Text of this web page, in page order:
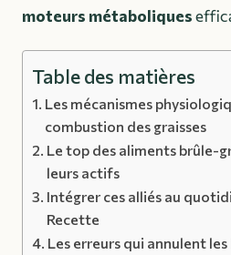
moteurs métaboliques
Table des matières
Les mécanismes
combustion des graisses
Le top des aliments brûle-
leurs actifs
Intégrer ces alliés au
Recette
Les erreurs qui annulent